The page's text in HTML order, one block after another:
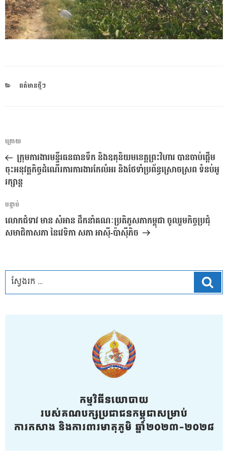
CATEGORIES
ពត៌មានថ្មីៗ
ការ​
នាំទិស​
ប្រកាស
អត្ថបទ
មុន
ក្រោយ
ក្រុមការងារមន្ទីរធនធានទឹក និងឧតុនិយមខេត្តព្រះវិហារ បានចាប់ផ្តើម
ចុះអនុវត្តកិច្ចដំណើរការការងារកែលំអរ និងថែទាំប្រព័ន្ធស្រោចស្រព ទំនប់អូ
រក្សាន្ត
អត្ថបទ
បន្ទាប់
បន្ទាប់
លោកជំទាវ មាន សំអាន ដឹកនាំគណៈប្រតិភូសភាកម្ពុជា ចូលរួមកិច្ចប្រជុំ
សមាជិកាសភា នៃវេទិកា សភា អាស៊ី-ប៉ាស៊ីភិច